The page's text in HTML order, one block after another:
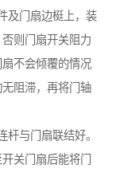
及门扇边梃上，装
则门扇开关阻力
不会倾覆的情况
无阻滞，再将门轴
与门扇联结好。
关门扇后能将门